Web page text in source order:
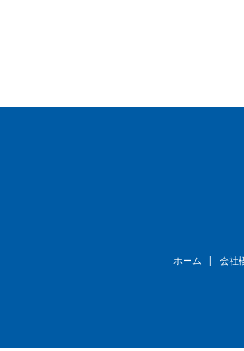
ホーム 会社